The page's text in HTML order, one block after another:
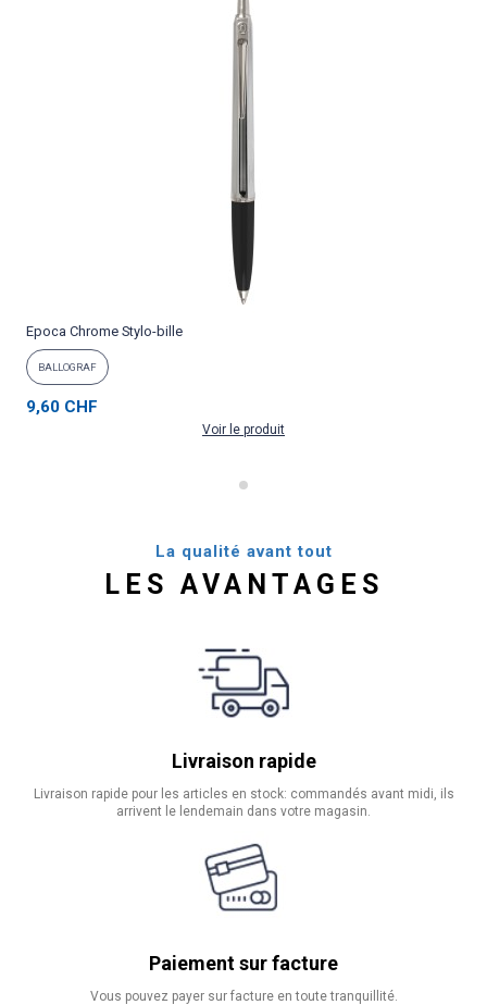
Epoca Chrome Stylo-bille
BALLOGRAF
9,60 CHF
Voir le produit
La qualité avant tout
LES AVANTAGES
Livraison rapide
Livraison rapide pour les articles en stock: commandés avant midi, ils
arrivent le lendemain dans votre magasin.
Paiement sur facture
Vous pouvez payer sur facture en toute tranquillité.